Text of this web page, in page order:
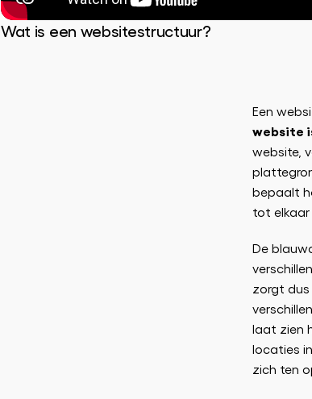
Wat is een websitestructuur?
Een
website
website,
bepaalt
tot elkaar
De
zorgt dus
laat zien
locaties
zich ten